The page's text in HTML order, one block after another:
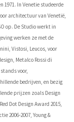
1971. In Venetie studeerde
architectuur van Venetië,
op. De Studio werkt in
werken ze met de
Vistosi, Leucos, voor
Metalco Rossi di
voor,
bedrijven, en bezig
prijzen zoals Design
Dot Design Award 2015,
2006-2007, Young &